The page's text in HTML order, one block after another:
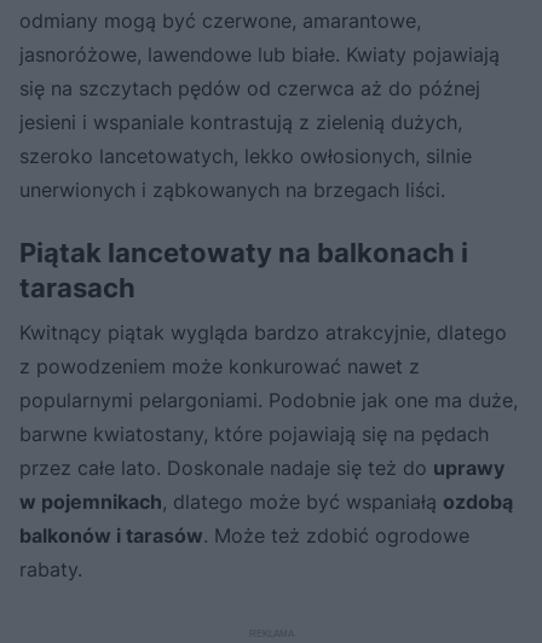
odmiany mogą być czerwone, amarantowe,
jasnoróżowe, lawendowe lub białe. Kwiaty pojawiają
się na szczytach pędów od czerwca aż do późnej
jesieni i wspaniale kontrastują z zielenią dużych,
szeroko lancetowatych, lekko owłosionych, silnie
unerwionych i ząbkowanych na brzegach liści.
Piątak lancetowaty na balkonach i
tarasach
Kwitnący piątak wygląda bardzo atrakcyjnie, dlatego
z powodzeniem może konkurować nawet z
popularnymi pelargoniami. Podobnie jak one ma duże,
barwne kwiatostany, które pojawiają się na pędach
przez całe lato. Doskonale nadaje się też do uprawy
w pojemnikach, dlatego może być wspaniałą ozdobą
balkonów i tarasów. Może też zdobić ogrodowe
rabaty.